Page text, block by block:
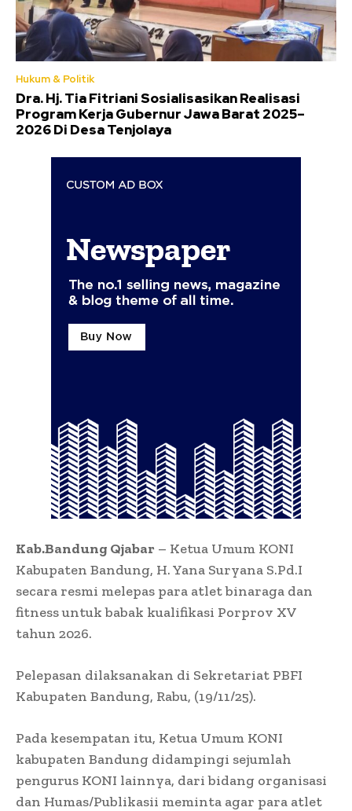
Hukum & Politik
Dra. Hj. Tia Fitriani Sosialisasikan Realisasi
Program Kerja Gubernur Jawa Barat 2025–
2026 Di Desa Tenjolaya
Kab.Bandung Qjabar – Ketua Umum KONI
Kabupaten Bandung, H. Yana Suryana S.Pd.I
secara resmi melepas para atlet binaraga dan
fitness untuk babak kualifikasi Porprov XV
tahun 2026.
Pelepasan dilaksanakan di Sekretariat PBFI
Kabupaten Bandung, Rabu, (19/11/25).
Pada kesempatan itu, Ketua Umum KONI
kabupaten Bandung didampingi sejumlah
pengurus KONI lainnya, dari bidang organisasi
dan Humas/Publikasii meminta agar para atlet